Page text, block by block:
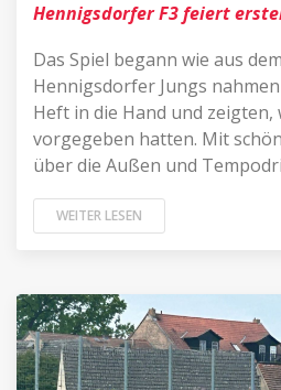
Hennigsdorfer F3 feiert
Das Spiel begann wie aus
Hennigsdorfer Jungs
Heft in die Hand und
vorgegeben hatten. Mit
über die Außen und
WEITER LESEN